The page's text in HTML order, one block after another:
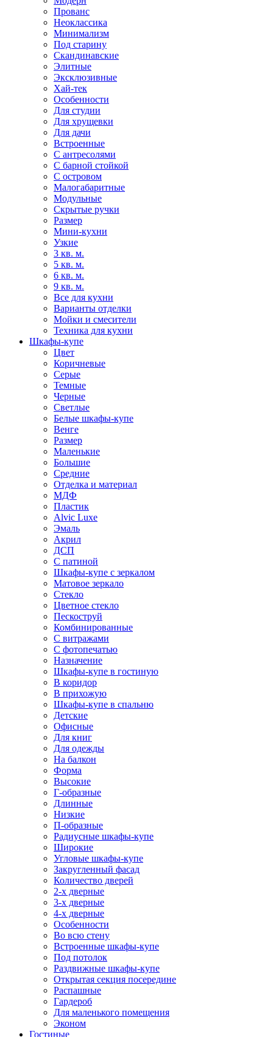
Прованс
Неоклассика
Минимализм
Под старину
Скандинавские
Элитные
Эксклюзивные
Хай-тек
Особенности
Для студии
Для хрущевки
Для дачи
Встроенные
С антресолями
С барной стойкой
С островом
Малогабаритные
Модульные
Скрытые ручки
Размер
Мини-кухни
Узкие
3 кв. м.
5 кв. м.
6 кв. м.
9 кв. м.
Все для кухни
Варианты отделки
Мойки и смесители
Техника для кухни
Шкафы-купе
Цвет
Коричневые
Серые
Темные
Черные
Светлые
Белые шкафы-купе
Венге
Размер
Маленькие
Большие
Средние
Отделка и материал
МДФ
Пластик
Alvic Luxe
Эмаль
Акрил
ДСП
С патиной
Шкафы-купе с зеркалом
Матовое зеркало
Стекло
Цветное стекло
Пескоструй
Комбинированные
С витражами
С фотопечатью
Назначение
Шкафы-купе в гостиную
В коридор
В прихожую
Шкафы-купе в спальню
Детские
Офисные
Для книг
Для одежды
На балкон
Форма
Высокие
Г-образные
Длинные
Низкие
П-образные
Радиусные шкафы-купе
Широкие
Угловые шкафы-купе
Закругленный фасад
Количество дверей
2-х дверные
3-х дверные
4-х дверные
Особенности
Во всю стену
Встроенные шкафы-купе
Под потолок
Раздвижные шкафы-купе
Открытая секция посередине
Распашные
Гардероб
Для маленького помещения
Эконом
Гостиные